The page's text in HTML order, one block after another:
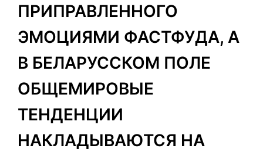
ПРИПРАВЛЕННОГО
ЭМОЦИЯМИ ФАСТФУДА, А
В БЕЛАРУССКОМ ПОЛЕ
ОБЩЕМИРОВЫЕ
ТЕНДЕНЦИИ
НАКЛАДЫВАЮТСЯ НА